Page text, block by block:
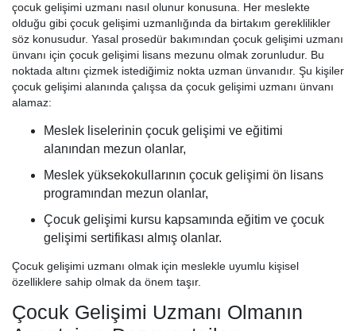
çocuk gelişimi uzmanı nasıl olunur konusuna. Her meslekte
olduğu gibi çocuk gelişimi uzmanlığında da birtakım gereklilikler
söz konusudur. Yasal prosedür bakımından çocuk gelişimi uzmanı
ünvanı için çocuk gelişimi lisans mezunu olmak zorunludur. Bu
noktada altını çizmek istediğimiz nokta uzman ünvanıdır. Şu kişiler
çocuk gelişimi alanında çalışsa da çocuk gelişimi uzmanı ünvanı
alamaz:
Meslek liselerinin çocuk gelişimi ve eğitimi
alanından mezun olanlar,
Meslek yüksekokullarının çocuk gelişimi ön lisans
programından mezun olanlar,
Çocuk gelişimi kursu kapsamında eğitim ve çocuk
gelişimi sertifikası almış olanlar.
Çocuk gelişimi uzmanı olmak için meslekle uyumlu kişisel
özelliklere sahip olmak da önem taşır.
Çocuk Gelişimi Uzmanı Olmanın